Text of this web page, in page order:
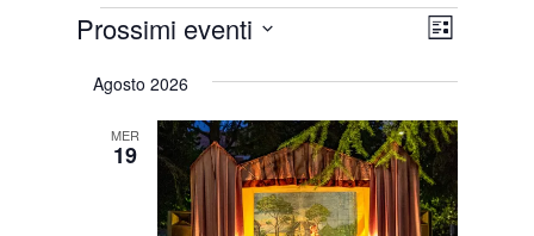
Eventi Viste
Evento
Viste
Lista
Prossimi eventi
Agosto 2026
MER
19